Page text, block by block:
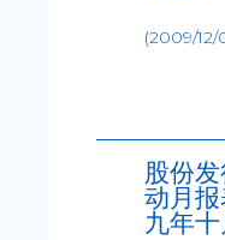
(2009/12/
股份
动月
九年